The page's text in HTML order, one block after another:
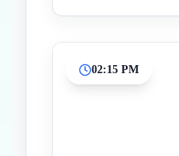
02:15 PM